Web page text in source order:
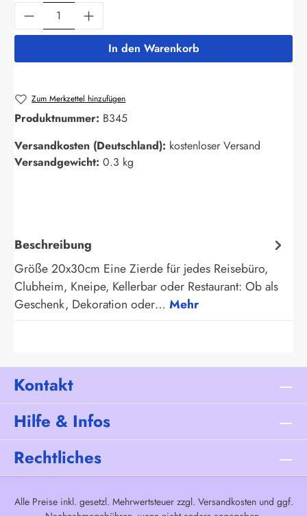
Produkt Anzahl: Gib den gewünschten
In den Warenkorb
Zum Merkzettel hinzufügen
Produktnummer: B345
Versandkosten (Deutschland): kostenloser Versand
Versandgewicht: 0.3 kg
Beschreibung
Größe 20x30cm Eine Zierde für jedes Reisebüro,
Clubheim, Kneipe, Kellerbar oder Restaurant: Ob als
Geschenk, Dekoration oder… Mehr
Kontakt
Hilfe & Infos
Rechtliches
Alle Preise inkl. gesetzl. Mehrwertsteuer zzgl. Versandkostenund ggf.